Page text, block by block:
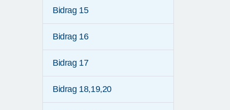
Bidrag 15
Bidrag 16
Bidrag 17
Bidrag 18,19,20